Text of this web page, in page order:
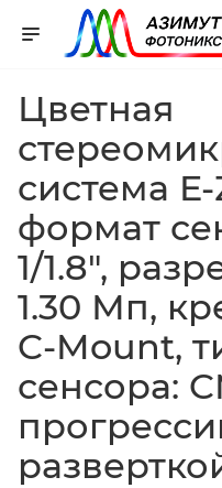
Цветная
система
формат
1/1.8",
1.30 Мп,
C-Mount,
сенсора: